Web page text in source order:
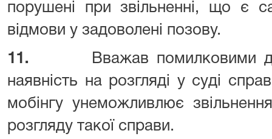
порушені при звільненні, що є
відмови у задоволені позову.
11.
Вважав помилковими
наявність на розгляді у суді
мобінгу унеможливлює
розгляду такої справи.